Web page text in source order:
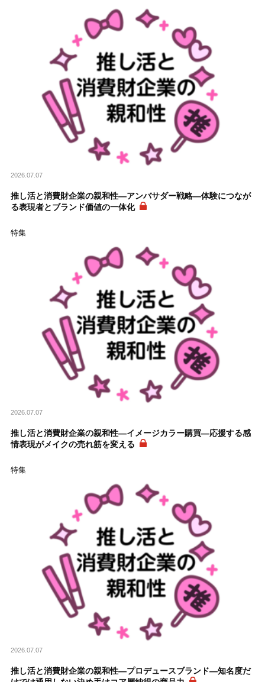
2026.07.07
推し活と消費財企業の親和性―アンバサダー戦略―体験につなが
る表現者とブランド価値の一体化
特集
2026.07.07
推し活と消費財企業の親和性―イメージカラー購買―応援する感
情表現がメイクの売れ筋を変える
特集
2026.07.07
推し活と消費財企業の親和性―プロデュースブランド―知名度だ